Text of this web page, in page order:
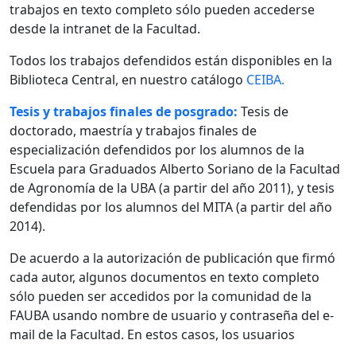
trabajos en texto completo sólo pueden accederse
desde la intranet de la Facultad.
Todos los trabajos defendidos están disponibles en la
Biblioteca Central, en nuestro catálogo CEIBA.
Tesis y trabajos finales de posgrado: Tesis de
doctorado, maestría y trabajos finales de
especialización defendidos por los alumnos de la
Escuela para Graduados Alberto Soriano de la Facultad
de Agronomía de la UBA (a partir del año 2011), y tesis
defendidas por los alumnos del MITA (a partir del año
2014).
De acuerdo a la autorización de publicación que firmó
cada autor, algunos documentos en texto completo
sólo pueden ser accedidos por la comunidad de la
FAUBA usando nombre de usuario y contraseña del e-
mail de la Facultad. En estos casos, los usuarios